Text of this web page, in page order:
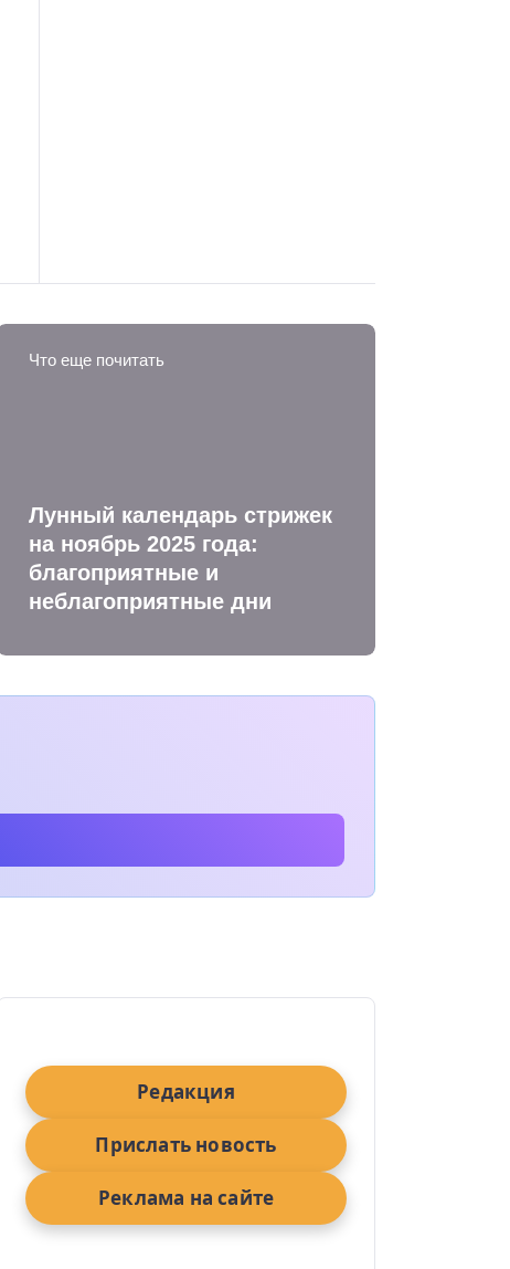
Что еще почитать
Лунный календарь стрижек
на ноябрь 2025 года:
благоприятные и
неблагоприятные дни
Редакция
Прислать новость
Реклама на сайте